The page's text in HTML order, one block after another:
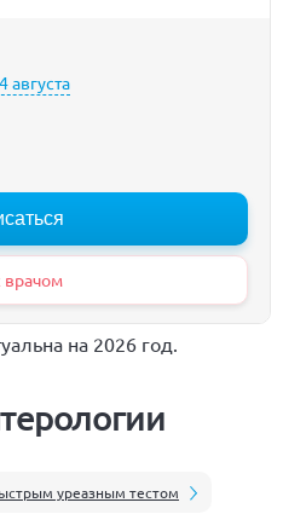
августа
врачом
на 2026 год.
уреазным тестом